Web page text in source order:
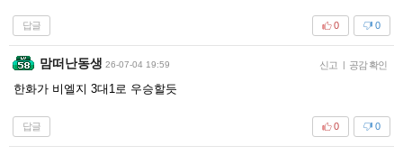
답글 0
0
맘떠난동생 26-07-04 19:59 신고 | 공감 확인
한화가 비엘지 3대1로 우승할듯
답글 0
0